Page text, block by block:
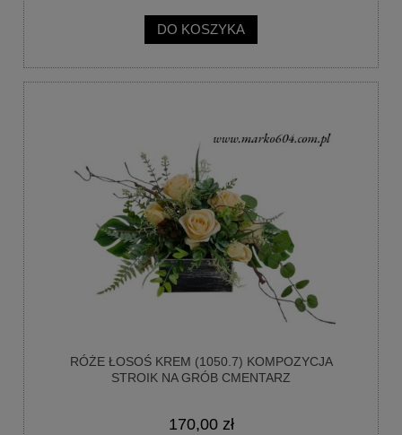
DO KOSZYKA
RÓŻE ŁOSOŚ KREM (1050.7) KOMPOZYCJA
STROIK NA GRÓB CMENTARZ
170,00 zł